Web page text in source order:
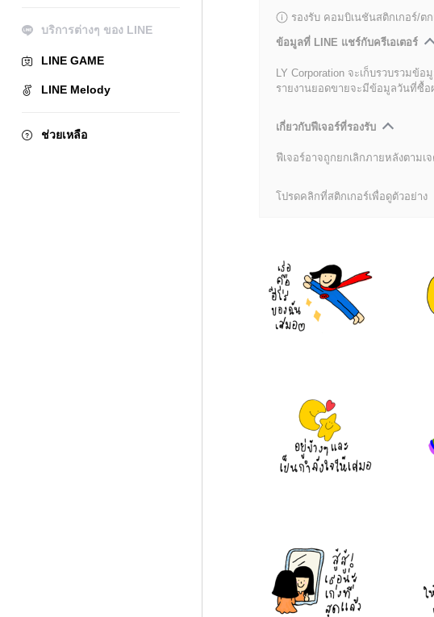
บริการต่างๆ ของ LINE
LINE GAME
LINE Melody
ช่วยเหลือ
รองรับ คอมบิเนชันสติกเกอร์/ต
ข้อมูลที่ LINE แชร์กับครีเอเตอร์
LY Corporation จะเก็บรวบรวมข้
รายงานยอดขายจะมีข้อมูลวันที่ซื้
เกี่ยวกับฟีเจอร์ที่รองรับ
ฟีเจอร์อาจถูกยกเลิกภายหลังตามเ
โปรดคลิกที่สติกเกอร์เพื่อดูตัวอย่าง